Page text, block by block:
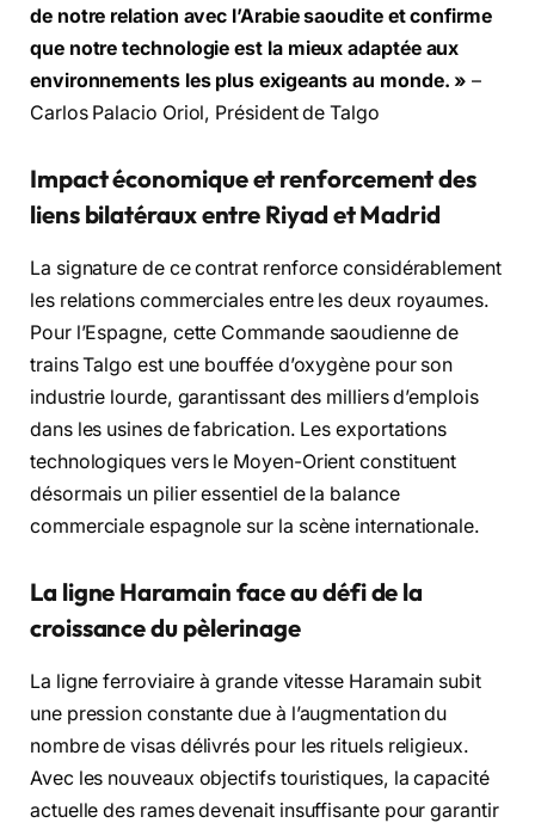
de notre relation avec l’Arabie saoudite et confirme
que notre technologie est la mieux adaptée aux
environnements les plus exigeants au monde. » –
Carlos Palacio Oriol, Président de Talgo
Impact économique et renforcement des
liens bilatéraux entre Riyad et Madrid
La signature de ce contrat renforce considérablement
les relations commerciales entre les deux royaumes.
Pour l’Espagne, cette Commande saoudienne de
trains Talgo est une bouffée d’oxygène pour son
industrie lourde, garantissant des milliers d’emplois
dans les usines de fabrication. Les exportations
technologiques vers le Moyen-Orient constituent
désormais un pilier essentiel de la balance
commerciale espagnole sur la scène internationale.
La ligne Haramain face au défi de la
croissance du pèlerinage
La ligne ferroviaire à grande vitesse Haramain subit
une pression constante due à l’augmentation du
nombre de visas délivrés pour les rituels religieux.
Avec les nouveaux objectifs touristiques, la capacité
actuelle des rames devenait insuffisante pour garantir